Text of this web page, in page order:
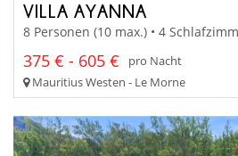
VILLA AYANNA
8 Personen (10 max.) • 4
375 € - 605 €
pro Nacht
Mauritius Westen - Le Morne